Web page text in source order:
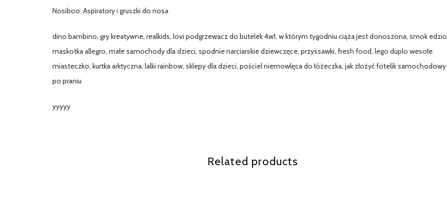
Nosiboo: Aspiratory i gruszki do nosa
dino bambino, gry kreatywne, realkids, lovi podgrzewacz do butelek 4w1, w którym tygodniu ciąża jest donoszona, smok edzio
maskotka allegro, małe samochody dla dzieci, spodnie narciarskie dziewczęce, przyssawki, fresh food, lego duplo wesołe
miasteczko, kurtka arktyczna, lalki rainbow, sklepy dla dzieci, pościel niemowlęca do łóżeczka, jak złożyć fotelik samochodowy
po praniu
yyyyy
Related products